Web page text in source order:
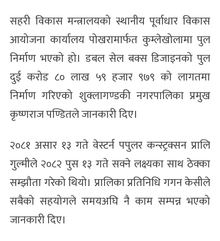
सहरी विकास मन्त्रालयको स्थानीय पूर्वाधार विकास
आयोजना कार्यालय पोखरामार्फत कुम्लेखोलामा पुल
निर्माण भएको हो। डबल सेल बक्स डिजाइनको पुल
दुई करोड ८० लाख ५९ हजार ९७९ को लागतमा
निर्माण गरिएको शुक्लागण्डकी नगरपालिका प्रमुख
कृष्णराज पण्डितले जानकारी दिए।
२०८१ असार १३ गते वेस्टर्न पपुलर कन्स्ट्रक्सन प्रालि
गुल्मीले २०८२ पुस १३ गते सक्ने लक्ष्यका साथ ठेक्का
सम्झौता गरेको थियो। प्रालिका प्रतिनिधि गगन केसीले
सबैको सहयोगले समयअघि नै काम सम्पन्न भएको
जानकारी दिए।